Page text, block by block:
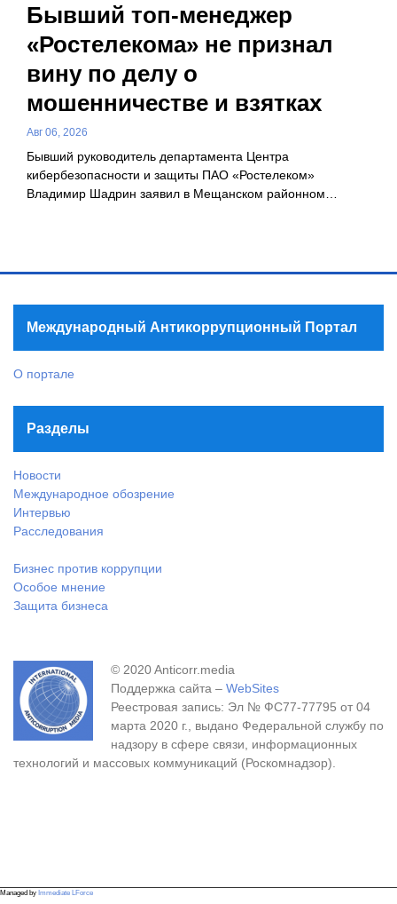
Бывший топ-менеджер
«Ростелекома» не признал
вину по делу о
мошенничестве и взятках
Авг 06, 2026
Бывший руководитель департамента Центра
кибербезопасности и защиты ПАО «Ростелеком»
Владимир Шадрин заявил в Мещанском районном…
Международный Антикоррупционный Портал
О портале
Разделы
Новости
Международное обозрение
Интервью
Расследования
Бизнес против коррупции
Особое мнение
Защита бизнеса
© 2020 Anticorr.media
Поддержка сайта – WebSites
Реестровая запись: Эл № ФС77-77795 от 04
марта 2020 г., выдано Федеральной службу по
надзору в сфере связи, информационных
технологий и массовых коммуникаций (Роскомнадзор).
Managed by Immediate LForce